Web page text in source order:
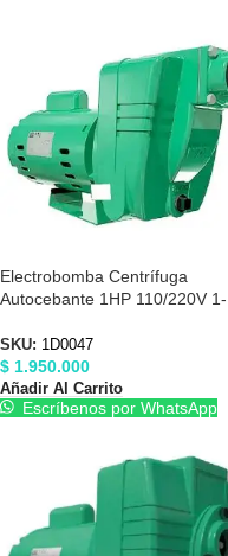
Electrobomba Centrífuga
Autocebante 1HP 110/220V 1-
SKU: 1D0047
$ 1.950.000
Añadir Al Carrito
Escríbenos por WhatsApp